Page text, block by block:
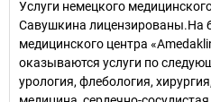
Услуги немецкого
Савушкина лицензированы.На
медицинского центра
оказываются услуги по
урология, флебология,